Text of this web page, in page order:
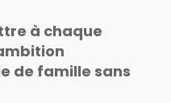
à chaque
de famille sans